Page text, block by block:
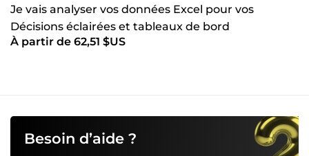
Je vais analyser vos données Excel pour vos
Décisions éclairées et tableaux de bord
professionnels
À partir de 62,51 $US
Besoin d’aide ?